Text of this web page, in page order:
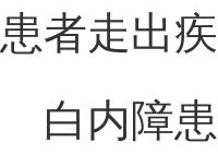
患者走出
白内障患